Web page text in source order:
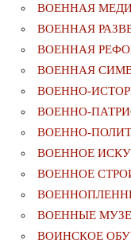
ВОЕННАЯ
ВОЕННАЯ
ВОЕННАЯ
ВОЕННАЯ
ВОЕННО-
ВОЕННО-
ВОЕННО-
ВОЕННОЕ
ВОЕННОЕ
ВОЕННЫЕ
ВОИНСКОЕ